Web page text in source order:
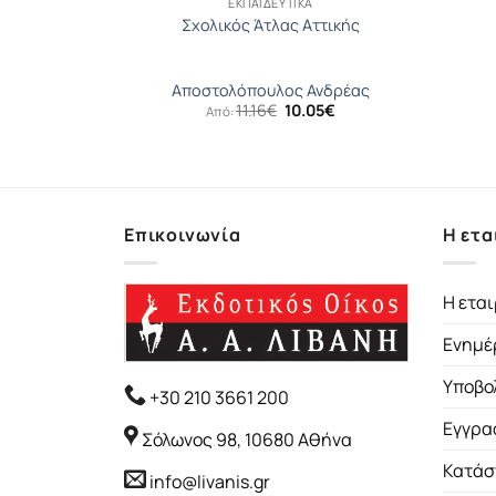
Σχολικός Άτλας Αττικής
Αποστολόπουλος Ανδρέας
Από:11.16€ Original
price
10.05€
Επικοινωνία
+30 210 3661 200
Σόλωνος 98, 10680 Αθήνα
info@livanis.gr
Η
Η